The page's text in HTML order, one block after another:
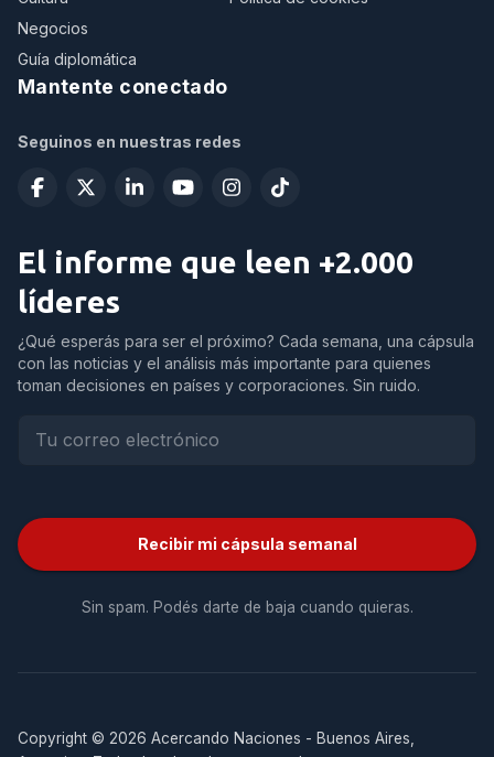
Negocios
Guía diplomática
Mantente conectado
Seguinos en nuestras redes
El informe que leen +2.000
líderes
¿Qué esperás para ser el próximo? Cada semana, una cápsula
con las noticias y el análisis más importante para quienes
toman decisiones en países y corporaciones. Sin ruido.
Recibir mi cápsula semanal
Sin spam. Podés darte de baja cuando quieras.
Copyright © 2026 Acercando Naciones - Buenos Aires,